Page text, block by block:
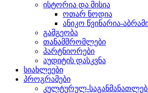
ისტორია და მისია
ოთარ ნოდია
ანიკო წვინარია-
გამგეობა
თანამშრომლები
პარტნიორები
აუდიტის დასკვნა
სიახლეები
პროგრამები
კულტურულ-